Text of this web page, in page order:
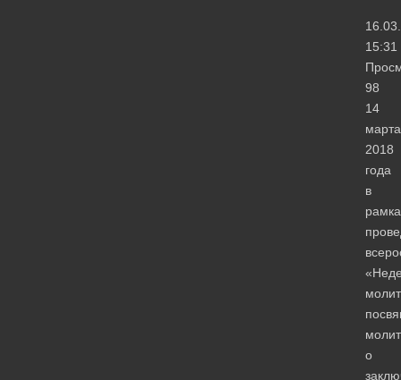
15:31
98
14
марта
2018
года
в
о